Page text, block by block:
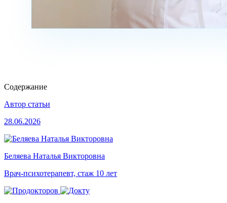
Содержание
Автор статьи
28.06.2026
Беляева Наталья Викторовна
Врач-психотерапевт, стаж 10 лет